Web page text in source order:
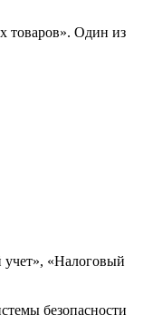
товаров». Один из
учет», «Налоговый
безопасности